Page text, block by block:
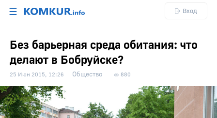
☰ Вход
Без барьерная среда обитания: что
делают в Бобруйске?
25 Июн 2015, 12:26 Общество 880